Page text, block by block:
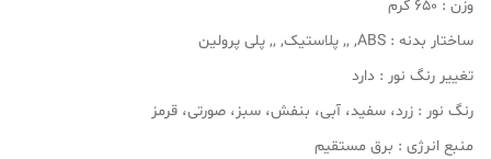
وزن : 650 گرم
ساختار بدنه : ABS, ,, پلاستیک, ,, پلی پرولین
تغییر رنگ نور : دارد
رنگ نور : زرد، سفید، آبی، بنفش، سبز، صورتی، قرمز
منبع انرژی : برق مستقیم